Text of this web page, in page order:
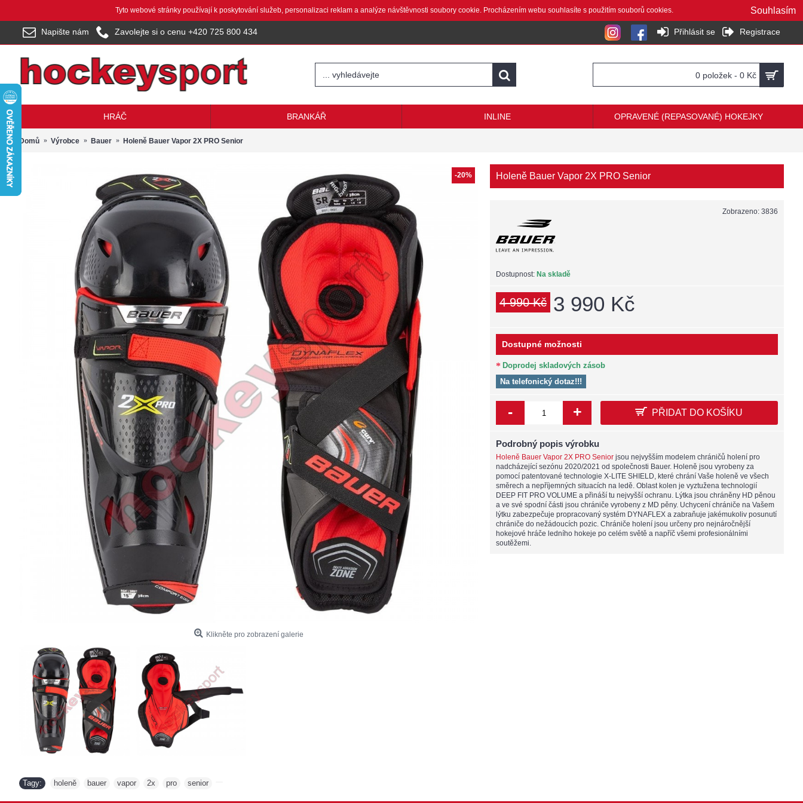
Tyto webové stránky používají k poskytování služeb, personalizaci reklam a analýze návštěvnosti soubory cookie. Procházením webu souhlasíte s použitím souborů cookies. Souhlasím
Napište nám Zavolejte si o cenu +420 725 800 434 Přihlásit se Registrace
0 položek - 0 Kč
HRÁČ BRANKÁŘ INLINE OPRAVENÉ (REPASOVANÉ) HOKEJKY
Domů Výrobce Bauer Holeně Bauer Vapor 2X PRO Senior
-20%
Klikněte pro zobrazení galerie
Holeně Bauer Vapor 2X PRO Senior
Zobrazeno: 3836
Dostupnost: Na skladě
4 990 Kč 3 990 Kč
Dostupné možnosti
Doprodej skladových zásob
Na telefonický dotaz!!!
- + PŘIDAT DO KOŠÍKU
Podrobný popis výrobku
Holeně Bauer Vapor 2X PRO Senior jsou nejvyšším modelem chráničů holení pro
nadcházející sezónu 2020/2021 od společnosti Bauer. Holeně jsou vyrobeny za
pomocí patentované technologie X-LITE SHIELD, které chrání Vaše holeně ve všech
směrech a nepříjemných situacích na ledě. Oblast kolen je vyztužena technologií
DEEP FIT PRO VOLUME a přináší tu nejvyšší ochranu. Lýtka jsou chráněny HD pěnou
a ve své spodní části jsou chrániče vyrobeny z MD pěny. Uchycení chrániče na Vašem
lýtku zabezpečuje propracovaný systém DYNAFLEX a zabraňuje jakémukoliv posunutí
chrániče do nežádoucích pozic. Chrániče holení jsou určeny pro nejnáročnější
hokejové hráče ledního hokeje po celém světě a napříč všemi profesionálními
soutěžemi.
Tagy: holeně bauer vapor 2x pro senior